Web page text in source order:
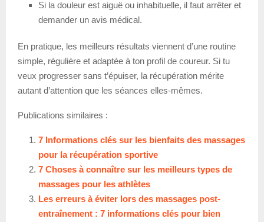
Si la douleur est aiguë ou inhabituelle, il faut arrêter et
demander un avis médical.
En pratique, les meilleurs résultats viennent d’une routine
simple, régulière et adaptée à ton profil de coureur. Si tu
veux progresser sans t’épuiser, la récupération mérite
autant d’attention que les séances elles-mêmes.
Publications similaires :
7 Informations clés sur les bienfaits des massages
pour la récupération sportive
7 Choses à connaître sur les meilleurs types de
massages pour les athlètes
Les erreurs à éviter lors des massages post-
entraînement : 7 informations clés pour bien